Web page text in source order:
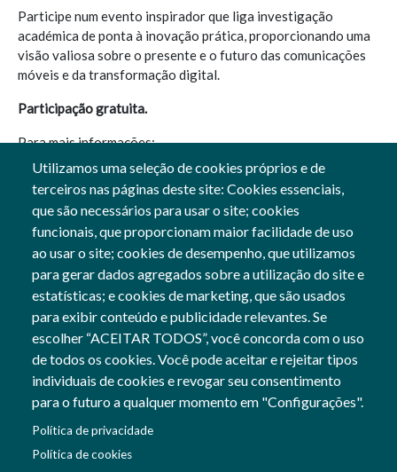
Participe num evento inspirador que liga investigação
académica de ponta à inovação prática, proporcionando uma
visão valiosa sobre o presente e o futuro das comunicações
móveis e da transformação digital.
Participação gratuita.
Para mais informações:
https://www.it.pt/Events/Event/5684
Registo:Tech MeetUps Industry 4.0: Mobile Communications
in Industrial Environments & ASCS Test Bed Showcase
Siga-nos
Utilizamos uma seleção de cookies próprios e de
terceiros nas páginas deste site: Cookies essenciais,
que são necessários para usar o site; cookies
funcionais, que proporcionam maior facilidade de uso
ao usar o site; cookies de desempenho, que utilizamos
para gerar dados agregados sobre a utilização do site e
estatísticas; e cookies de marketing, que são usados
para exibir conteúdo e publicidade relevantes. Se
escolher “ACEITAR TODOS”, você concorda com o uso
de todos os cookies. Você pode aceitar e rejeitar tipos
individuais de cookies e revogar seu consentimento
para o futuro a qualquer momento em "Configurações".
Política de privacidade
Política de cookies
Social Networks
Cofinanciado por:
Imagem